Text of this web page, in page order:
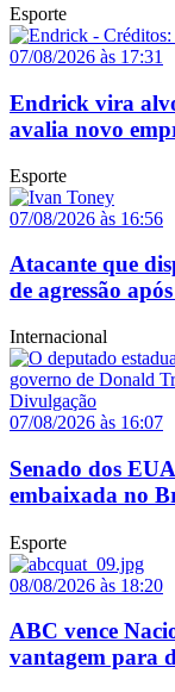
Esporte
07/08/2026 às 17:31
Endrick vira
avalia novo
Esporte
07/08/2026 às 16:56
Atacante que
de agressão
Internacional
07/08/2026 às 16:07
Senado dos
embaixada no
Esporte
08/08/2026 às 18:20
ABC vence
vantagem para